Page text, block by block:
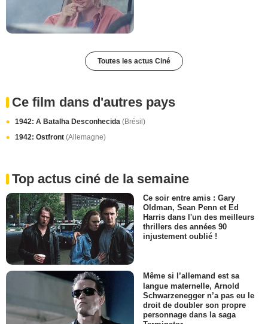
Toutes les actus Ciné
Ce film dans d'autres pays
1942: A Batalha Desconhecida (Brésil)
1942: Ostfront (Allemagne)
Top actus ciné de la semaine
Ce soir entre amis : Gary
Oldman, Sean Penn et Ed
Harris dans l'un des meilleurs
thrillers des années 90
injustement oublié !
Même si l’allemand est sa
langue maternelle, Arnold
Schwarzenegger n’a pas eu le
droit de doubler son propre
personnage dans la saga